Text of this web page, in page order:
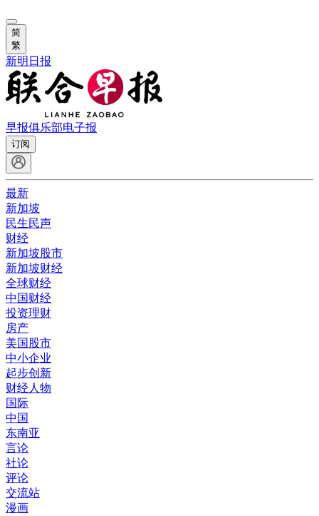
简
繁
新明日报
早报俱乐部电子报
订阅
最新
新加坡
民生民声
财经
新加坡股市
新加坡财经
全球财经
中国财经
投资理财
房产
美国股市
中小企业
起步创新
财经人物
国际
中国
东南亚
言论
社论
评论
交流站
漫画